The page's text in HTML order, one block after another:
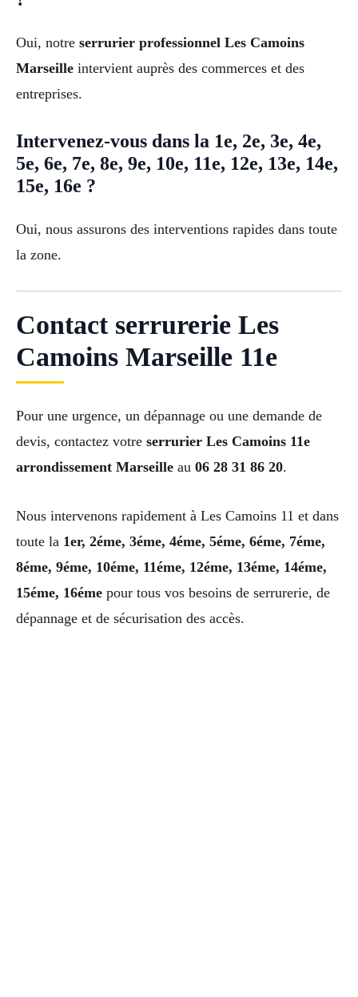
Oui, notre serrurier professionnel Les Camoins
Marseille intervient auprès des commerces et des
entreprises.
Intervenez-vous dans la 1e, 2e, 3e, 4e,
5e, 6e, 7e, 8e, 9e, 10e, 11e, 12e, 13e, 14e,
15e, 16e ?
Oui, nous assurons des interventions rapides dans toute
la zone.
Contact serrurerie Les
Camoins Marseille 11e
Pour une urgence, un dépannage ou une demande de
devis, contactez votre serrurier Les Camoins 11e
arrondissement Marseille au 06 28 31 86 20.
Nous intervenons rapidement à Les Camoins 11 et dans
toute la 1er, 2éme, 3éme, 4éme, 5éme, 6éme, 7éme,
8éme, 9éme, 10éme, 11éme, 12éme, 13éme, 14éme,
15éme, 16éme pour tous vos besoins de serrurerie, de
dépannage et de sécurisation des accès.